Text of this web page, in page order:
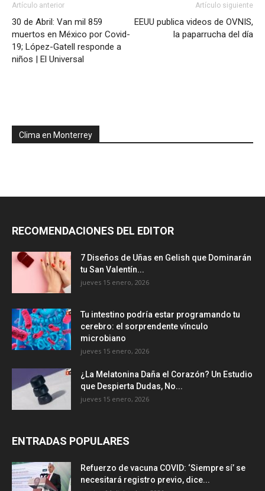
Artículo anterior
30 de Abril: Van mil 859
muertos en México por Covid-
19; López-Gatell responde a
niños | El Universal
Artículo siguiente
EEUU publica videos de OVNIS,
la paparrucha del día
Clima en Monterrey
RECOMENDACIONES DEL EDITOR
7 Diseños de Uñas en Gelish que Dominarán
tu San Valentín...
jueves 15 enero, 2026
Tu intestino podría estar programando tu
cerebro: el sorprendente vínculo
microbiano
jueves 15 enero, 2026
¿La Melatonina Daña el Corazón? Un Estudio
que Despierta Dudas, No...
jueves 15 enero, 2026
ENTRADAS POPULARES
Refuerzo de vacuna COVID: ‘Siempre sí’ se
necesitará registro previo, dice...